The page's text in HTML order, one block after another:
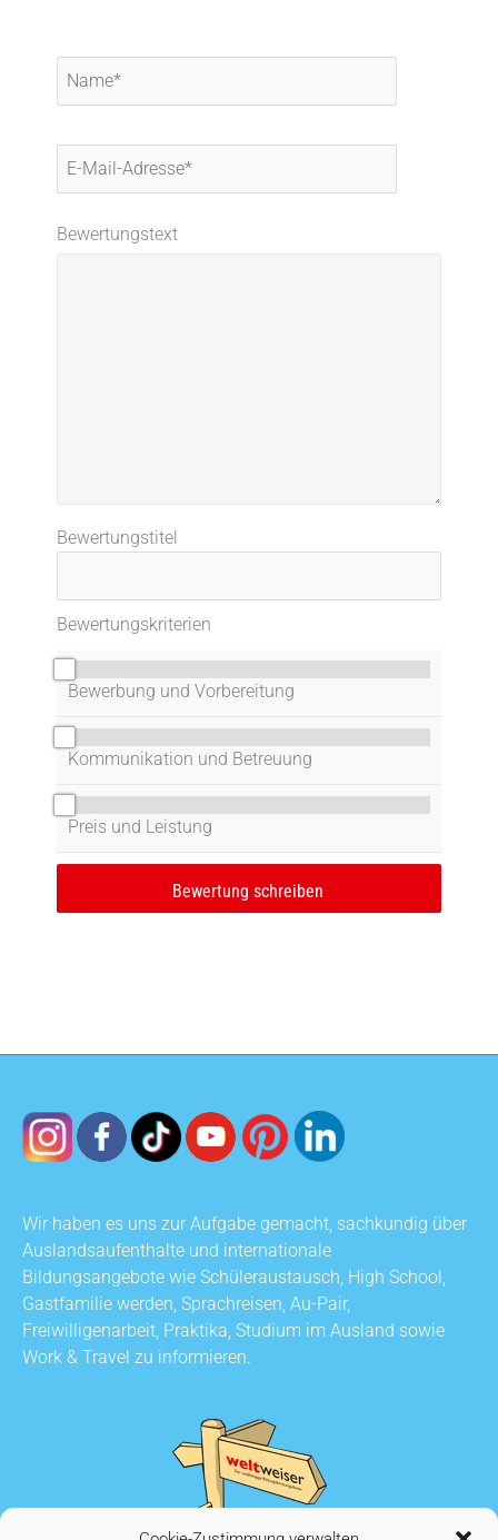
Name*
E-
Mail-
Adresse*
Bewertungstext
Bewertungstitel
Bewertungskriterien
Bewerbung und Vorbereitung
Kommunikation und Betreuung
Preis und Leistung
Wir haben es uns zur Aufgabe gemacht, sachkundig über
Auslandsaufenthalte und internationale
Bildungsangebote wie Schüleraustausch, High School,
Gastfamilie werden, Sprachreisen, Au-Pair,
Freiwilligenarbeit, Praktika, Studium im Ausland sowie
Work & Travel zu informieren.